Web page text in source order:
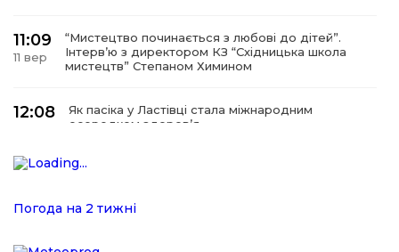
11:09
11 вер
“Мистецтво починається з любові до дітей”.
Інтерв’ю з директором КЗ “Східницька школа
мистецтв” Степаном Химином
12:08
Як пасіка у Ластівці стала міжнародним
осередком здоров’я
15 лип
“Респект — Гаївка”
Погода на 2 тижні